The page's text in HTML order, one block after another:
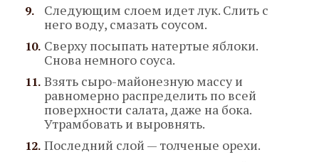
Следующим слоем идет лук. Слить с
него воду, смазать соусом.
Сверху посыпать натертые яблоки.
Снова немного соуса.
Взять сыро-майонезную массу и
равномерно распределить по всей
поверхности салата, даже на бока.
Утрамбовать и выровнять.
Последний слой — толченые орехи.